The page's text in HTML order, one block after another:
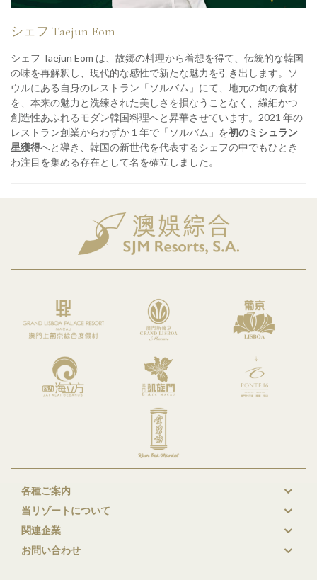
シェフ Taejun Eom
シェフ Taejun Eom は、故郷の料理から着想を得て、伝統的な韓国
の味を再解釈し、現代的な感性で新たな魅力を引き出します。ソ
ウルにある自身のレストラン「ソルバム」にて、地元の旬の食材
を、本来の魅力と洗練された美しさを損なうことなく、繊細かつ
創造性あふれるモダン韓国料理へと昇華させています。2021 年の
レストラン創業からわずか 1 年で「ソルバム」を初のミシュラン
星獲得へと導き、韓国の新世代を代表するシェフの中でもひとき
わ注目を集める存在として名を確立しました。
New
Footer
各種ご案内
当リゾートについて
関連企業
お問い合わせ